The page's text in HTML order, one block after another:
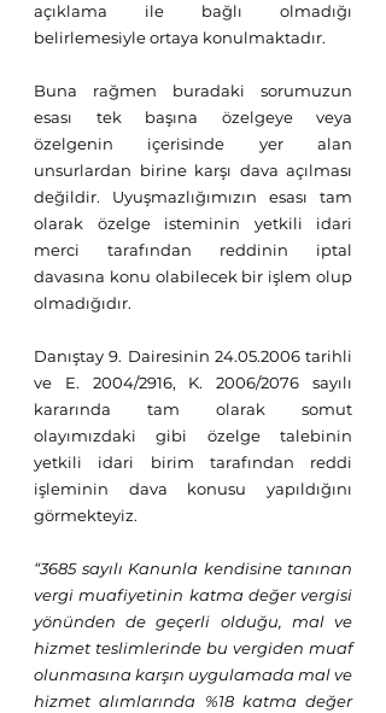
açıklama ile bağlı olmadığı
belirlemesiyle ortaya konulmaktadır.
Buna rağmen buradaki sorumuzun
esası tek başına özelgeye veya
özelgenin içerisinde yer alan
unsurlardan birine karşı dava açılması
değildir. Uyuşmazlığımızın esası tam
olarak özelge isteminin yetkili idari
merci tarafından reddinin iptal
davasına konu olabilecek bir işlem olup
olmadığıdır.
Danıştay 9. Dairesinin 24.05.2006 tarihli
ve E. 2004/2916, K. 2006/2076 sayılı
kararında tam olarak somut
olayımızdaki gibi özelge talebinin
yetkili idari birim tarafından reddi
işleminin dava konusu yapıldığını
görmekteyiz.
“3685 sayılı Kanunla kendisine tanınan
vergi muafiyetinin katma değer vergisi
yönünden de geçerli olduğu, mal ve
hizmet teslimlerinde bu vergiden muaf
olunmasına karşın uygulamada mal ve
hizmet alımlarında %18 katma değer